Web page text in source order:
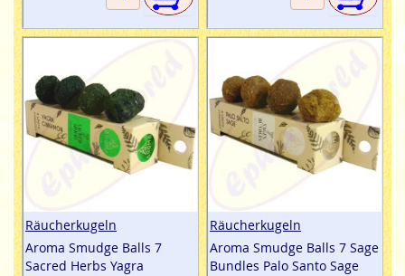
Räucherkugeln
Aroma Smudge Balls 7
Sacred Herbs Yagra
Räucherkugeln
Aroma Smudge Balls 7 Sage
Bundles Palo Santo Sage